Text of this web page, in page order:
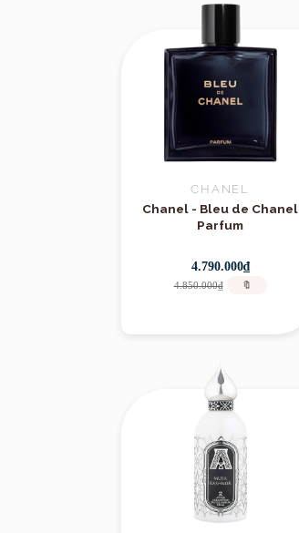
CHANEL
Chanel - Bleu de Chanel
Parfum
4.790.000₫
4.850.000₫ 🔖